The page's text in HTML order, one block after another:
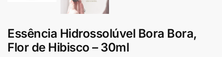
Essência Hidrossolúvel Bora Bora,
Flor de Hibisco – 30ml